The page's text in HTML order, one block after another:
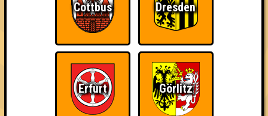
Errungenschaften
Kleiner Hinweis: bei uns sind Teams, die in einem Stechen
verlieren, trotzdem auf dem 1. Platz - den haben sie sich
schließlich verdient! Entsprechend gibt es für diese auch
Errungenschaften für den 1. Platz.
Cottbus Dresden
Erfurt Görlitz